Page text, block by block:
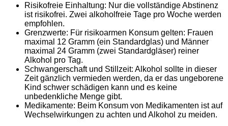
Risikofreie Einhaltung: Nur die vollständige Abstinenz
ist risikofrei. Zwei alkoholfreie Tage pro Woche werden
empfohlen.
Grenzwerte: Für risikoarmen Konsum gelten: Frauen
maximal 12 Gramm (ein Standardglas) und Männer
maximal 24 Gramm (zwei Standardgläser) reiner
Alkohol pro Tag.
Schwangerschaft und Stillzeit: Alkohol sollte in dieser
Zeit gänzlich vermieden werden, da er das ungeborene
Kind schwer schädigen kann und es keine
unbedenkliche Menge gibt.
Medikamente: Beim Konsum von Medikamenten ist auf
Wechselwirkungen zu achten und Alkohol zu meiden.